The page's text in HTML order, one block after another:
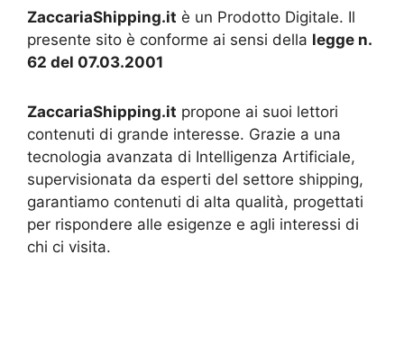
ZaccariaShipping.it è un Prodotto Digitale. Il
presente sito è conforme ai sensi della legge n.
62 del 07.03.2001
ZaccariaShipping.it propone ai suoi lettori
contenuti di grande interesse. Grazie a una
tecnologia avanzata di Intelligenza Artificiale,
supervisionata da esperti del settore shipping,
garantiamo contenuti di alta qualità, progettati
per rispondere alle esigenze e agli interessi di
chi ci visita.